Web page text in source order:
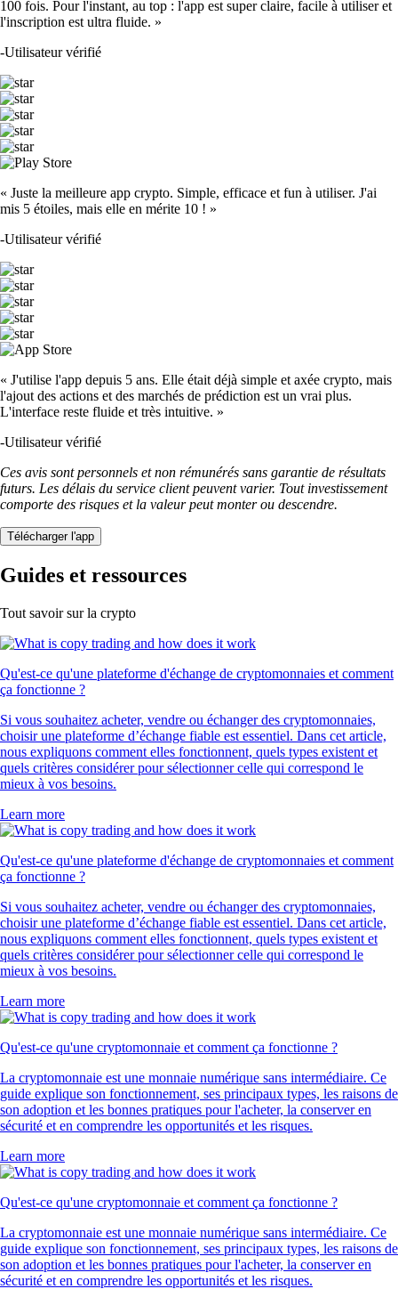
100 fois. Pour l'instant, au top : l'app est super claire, facile à utiliser et
l'inscription est ultra fluide. »
-Utilisateur vérifié
« Juste la meilleure app crypto. Simple, efficace et fun à utiliser. J'ai
mis 5 étoiles, mais elle en mérite 10 ! »
-Utilisateur vérifié
« J'utilise l'app depuis 5 ans. Elle était déjà simple et axée crypto, mais
l'ajout des actions et des marchés de prédiction est un vrai plus.
L'interface reste fluide et très intuitive. »
-Utilisateur vérifié
Ces avis sont personnels et non rémunérés sans garantie de résultats
futurs. Les délais du service client peuvent varier. Tout investissement
comporte des risques et la valeur peut monter ou descendre.
Télécharger l'app
Guides et ressources
Tout savoir sur la crypto
Qu'est-ce qu'une plateforme d'échange de cryptomonnaies et comment
ça fonctionne ?
Si vous souhaitez acheter, vendre ou échanger des cryptomonnaies,
choisir une plateforme d’échange fiable est essentiel. Dans cet article,
nous expliquons comment elles fonctionnent, quels types existent et
quels critères considérer pour sélectionner celle qui correspond le
mieux à vos besoins.
Learn more
Qu'est-ce qu'une plateforme d'échange de cryptomonnaies et comment
ça fonctionne ?
Si vous souhaitez acheter, vendre ou échanger des cryptomonnaies,
choisir une plateforme d’échange fiable est essentiel. Dans cet article,
nous expliquons comment elles fonctionnent, quels types existent et
quels critères considérer pour sélectionner celle qui correspond le
mieux à vos besoins.
Learn more
Qu'est-ce qu'une cryptomonnaie et comment ça fonctionne ?
La cryptomonnaie est une monnaie numérique sans intermédiaire. Ce
guide explique son fonctionnement, ses principaux types, les raisons de
son adoption et les bonnes pratiques pour l'acheter, la conserver en
sécurité et en comprendre les opportunités et les risques.
Learn more
Qu'est-ce qu'une cryptomonnaie et comment ça fonctionne ?
La cryptomonnaie est une monnaie numérique sans intermédiaire. Ce
guide explique son fonctionnement, ses principaux types, les raisons de
son adoption et les bonnes pratiques pour l'acheter, la conserver en
sécurité et en comprendre les opportunités et les risques.